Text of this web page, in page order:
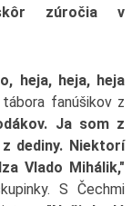
zúročia v
heja, heja, heja
fanúšikov z
Ja som z
dediny. Niektorí
Vlado Mihálik,"
S Čechmi